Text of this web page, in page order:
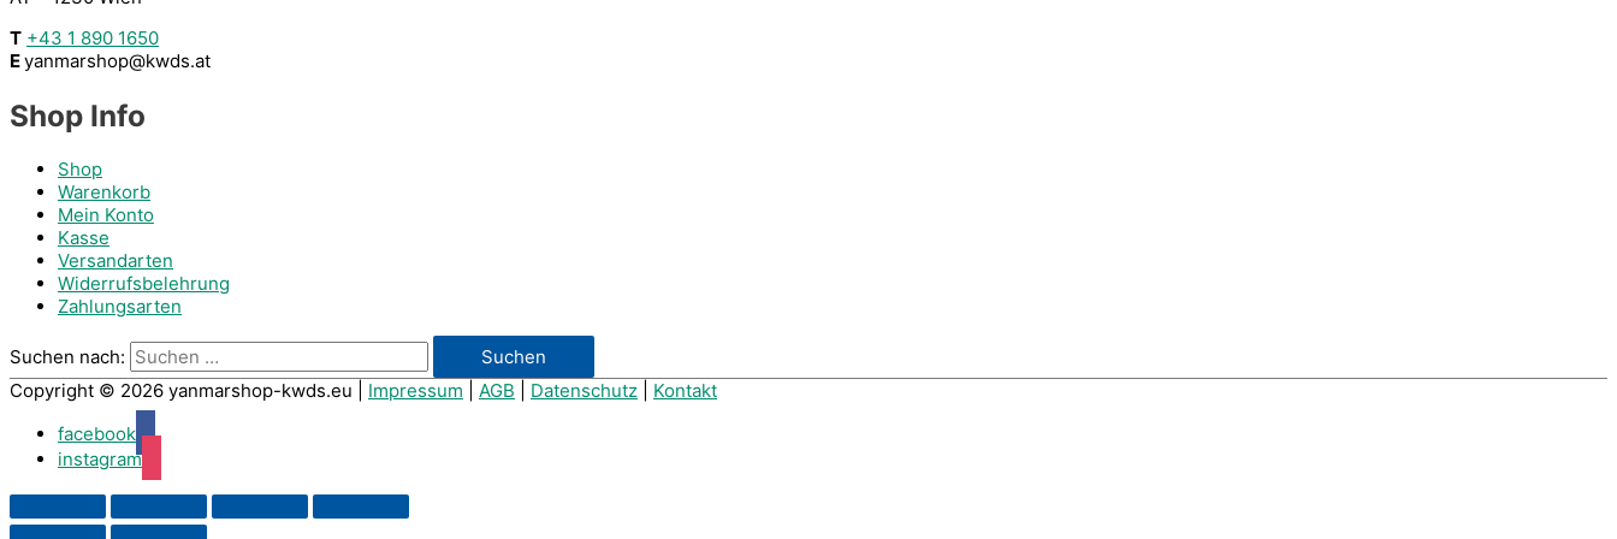
T +43 1 890 1650
Eyanmarshop@kwds.at
Shop Info
Shop
Warenkorb
Mein Konto
Kasse
Versandarten
Widerrufsbelehrung
Zahlungsarten
Suchen nach:
Copyright © 2026 yanmarshop-kwds.eu Impressum AGB Datenschutz
Kontakt
facebook
instagram